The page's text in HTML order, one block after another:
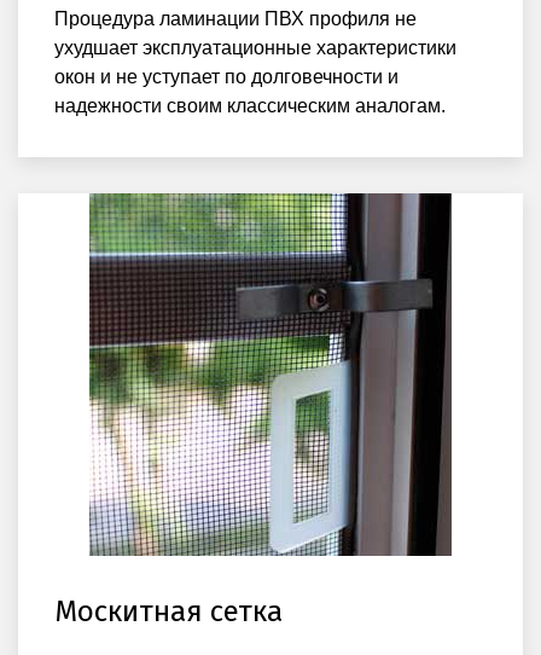
Процедура ламинации ПВХ профиля не
ухудшает эксплуатационные характеристики
окон и не уступает по долговечности и
надежности своим классическим аналогам.
Москитная сетка